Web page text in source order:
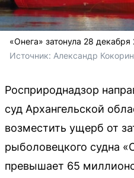
«Онега» затонула 28 декабря
Источник: Александр Кокорин
Росприроднадзор
суд Архангельской
возместить ущерб от
рыболовецкого судна
превышает 65